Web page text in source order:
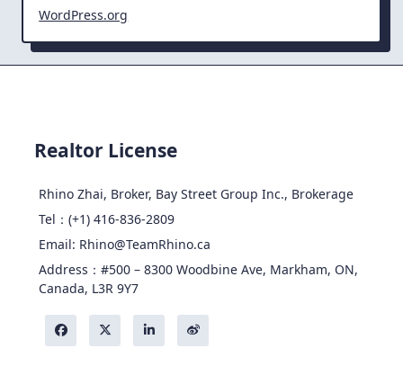
WordPress.org
Realtor License
Rhino Zhai, Broker, Bay Street Group Inc., Brokerage
Tel：(+1) 416-836-2809
Email: Rhino@TeamRhino.ca
Address：#500 – 8300 Woodbine Ave, Markham, ON,
Canada, L3R 9Y7